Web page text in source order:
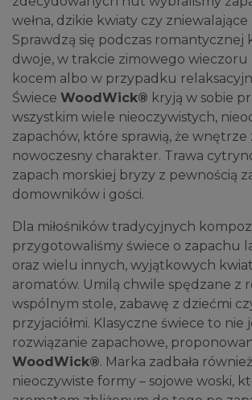
wełna, dzikie kwiaty czy zniewalające
Sprawdzą się podczas romantycznej
dwoje, w trakcie zimowego wieczoru
kocem albo w przypadku
Świece WoodWick® kryją w sobie
wszystkim wiele nieoczywistych,
zapachów, które sprawią, że wnętrze
nowoczesny charakter. Trawa
zapach morskiej bryzy z pewnością
domowników i gości.
Dla miłośników tradycyjnych
przygotowaliśmy świece o zapachu
oraz wielu innych, wyjątkowych
aromatów. Umilą chwile spędzane z
wspólnym stole, zabawę z dziećmi
przyjaciółmi. Klasyczne świece to nie
rozwiązanie zapachowe,
WoodWick®. Marka zadbała
nieoczywiste formy – sojowe woski,